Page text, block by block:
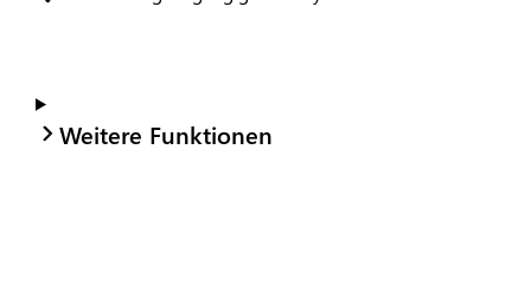
Weitere Funktionen